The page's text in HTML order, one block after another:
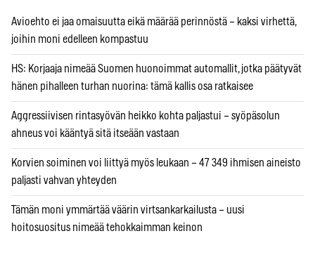
Avioehto ei jaa omaisuutta eikä määrää perinnöstä – kaksi virhettä,
joihin moni edelleen kompastuu
HS: Korjaaja nimeää Suomen huonoimmat automallit, jotka päätyvät
hänen pihalleen turhan nuorina: tämä kallis osa ratkaisee
Aggressiivisen rintasyövän heikko kohta paljastui – syöpäsolun
ahneus voi kääntyä sitä itseään vastaan
Korvien soiminen voi liittyä myös leukaan – 47 349 ihmisen aineisto
paljasti vahvan yhteyden
Tämän moni ymmärtää väärin virtsankarkailusta – uusi
hoitosuositus nimeää tehokkaimman keinon